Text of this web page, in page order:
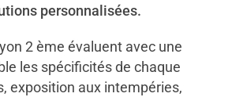
personnalisées.
2 ème évaluent avec une
les spécificités de chaque
exposition aux intempéries,